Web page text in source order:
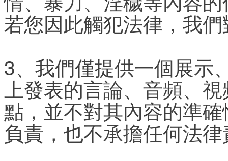
若您因此觸犯法律，我
3、我們僅提供一個展示
上發表的言論、音頻、
點，並不對其內容的準
負責，也不承擔任何法